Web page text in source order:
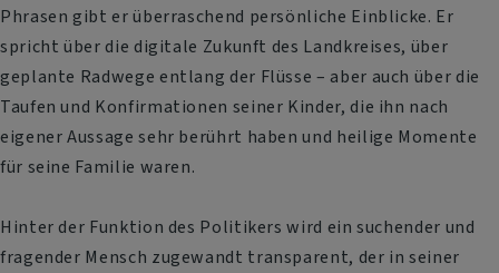
Phrasen gibt er überraschend persönliche Einblicke. Er
spricht über die digitale Zukunft des Landkreises, über
geplante Radwege entlang der Flüsse – aber auch über die
Taufen und Konfirmationen seiner Kinder, die ihn nach
eigener Aussage sehr berührt haben und heilige Momente
für seine Familie waren.
Hinter der Funktion des Politikers wird ein suchender und
fragender Mensch zugewandt transparent, der in seiner